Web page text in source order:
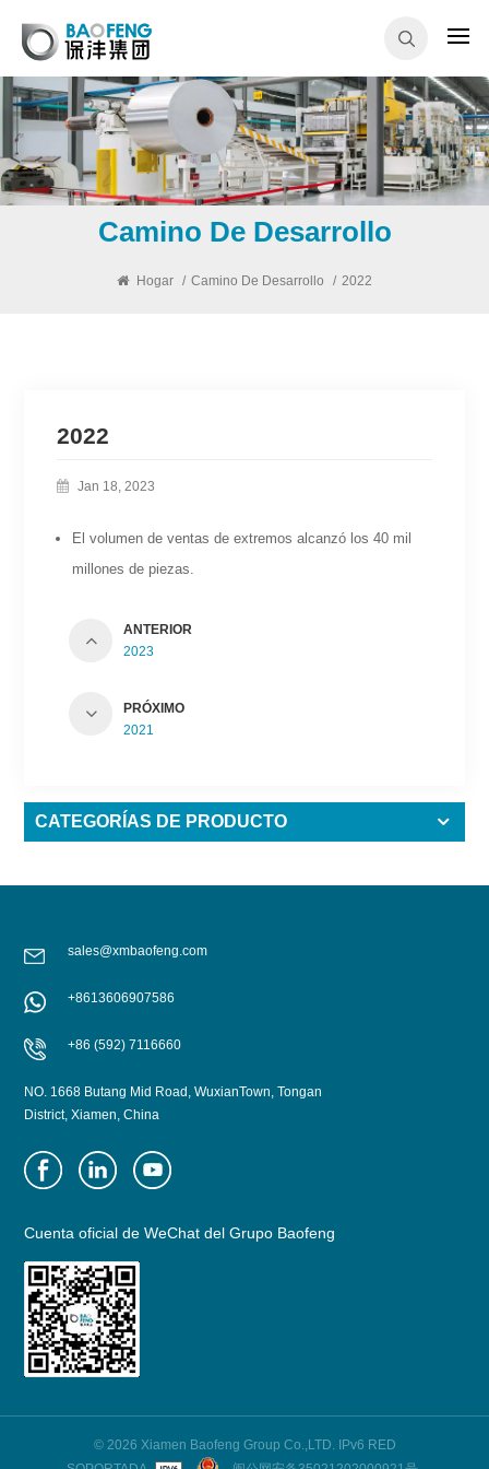
Camino De Desarrollo
Hogar / Camino De Desarrollo / 2022
2022
Jan 18, 2023
El volumen de ventas de extremos alcanzó los 40 mil
millones de piezas.
ANTERIOR
2023
PRÓXIMO
2021
CATEGORÍAS DE PRODUCTO
sales@xmbaofeng.com
+8613606907586
+86 (592) 7116660
NO. 1668 Butang Mid Road, WuxianTown, Tongan
District, Xiamen, China
Cuenta oficial de WeChat del Grupo Baofeng
© 2026 Xiamen Baofeng Group Co.,LTD. IPv6 RED